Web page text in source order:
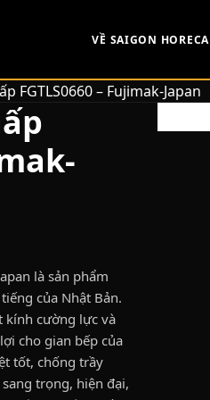
VỀ SAIGON HORECA
FGTLS0660 – Fujimak-Japan
là sản phẩm
của Nhật Bản.
kính cường lực và
cho gian bếp của
tốt, chống trầy
trọng, hiện đại,